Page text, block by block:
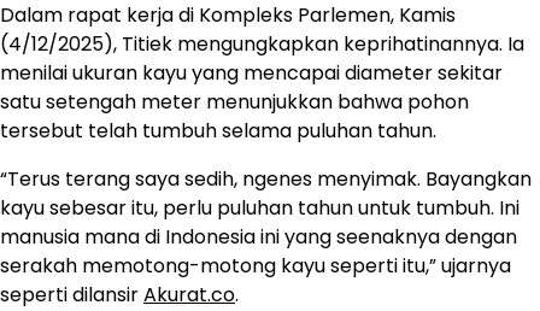
Dalam rapat kerja di Kompleks Parlemen, Kamis
(4/12/2025), Titiek mengungkapkan keprihatinannya. Ia
menilai ukuran kayu yang mencapai diameter sekitar
satu setengah meter menunjukkan bahwa pohon
tersebut telah tumbuh selama puluhan tahun.
“Terus terang saya sedih, ngenes menyimak. Bayangkan
kayu sebesar itu, perlu puluhan tahun untuk tumbuh. Ini
manusia mana di Indonesia ini yang seenaknya dengan
serakah memotong-motong kayu seperti itu,” ujarnya
seperti dilansirAkurat.co.